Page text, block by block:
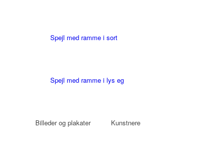
Spejl med ramme i sort
Spejl med ramme i lys eg
Billeder og plakater Kunstnere